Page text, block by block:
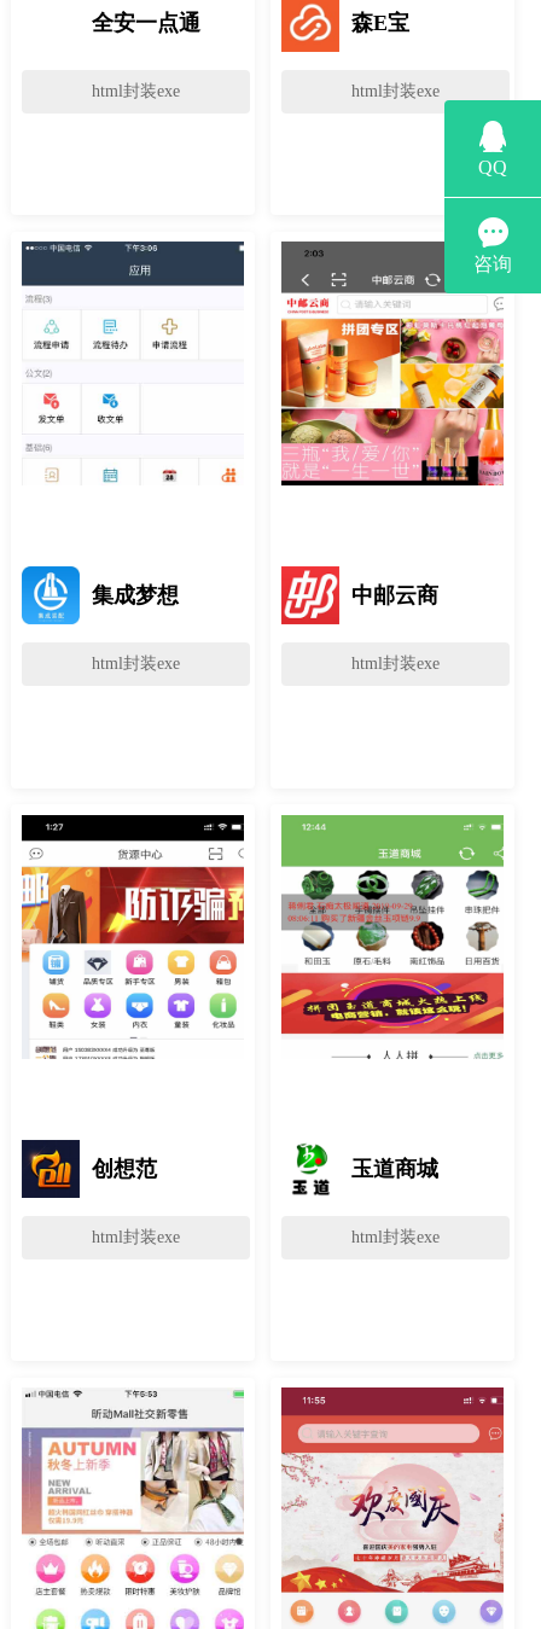
全安一点通
html封装exe
森E宝
html封装exe
集成梦想
html封装exe
中邮云商
html封装exe
创想范
html封装exe
玉道商城
html封装exe